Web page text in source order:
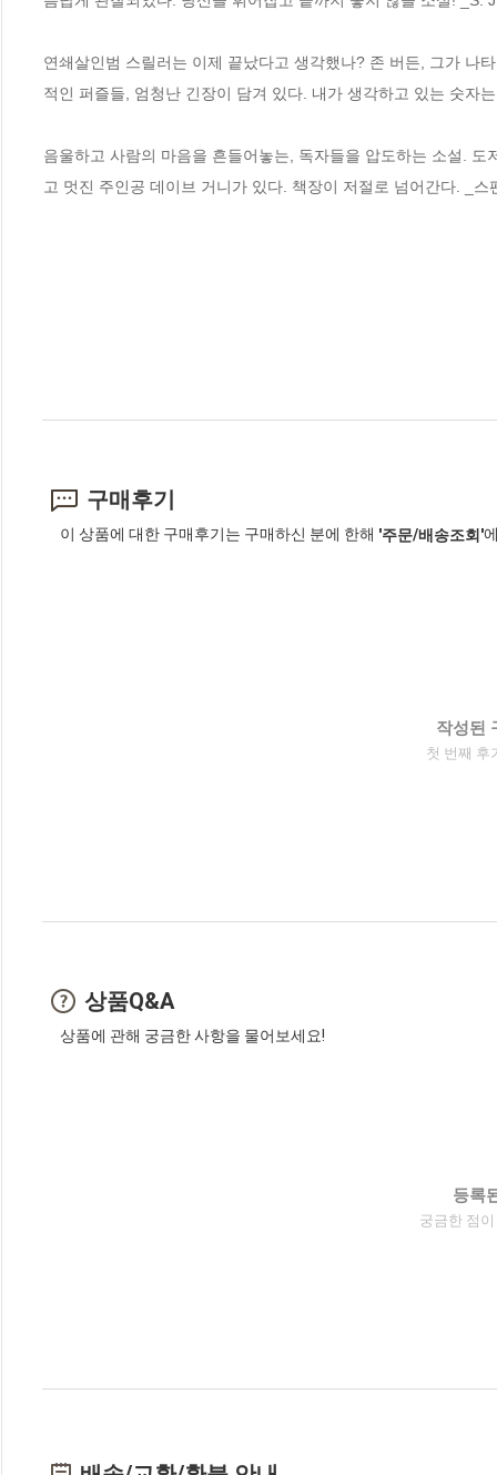
연쇄살인범 스릴러는 이제 끝났다고 생각했나? 존 버든, 그가 나
적인 퍼즐들, 엄청난 긴장이 담겨 있다. 내가 생각하고 있는 숫자
음울하고 사람의 마음을 흔들어놓는, 독자들을 압도하는 소설.
고 멋진 주인공 데이브 거니가 있다. 책장이 저절로 넘어간다. _스
구매후기
이 상품에 대한 구매후기는 구매하신 분에 한해 '주문/배송조회'
작성된
첫 번째 후
상품Q&A
상품에 관해 궁금한 사항을 물어보세요!
등록
궁금한 점